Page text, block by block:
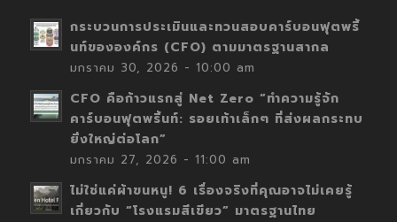
กระบวนการประเมินและทวนสอบคาร์บอนฟุตพริ้
นท์ขององค์กร (CFO) ตามมาตรฐานสากล
มกราคม 30, 2026 - 10:00 am
CFO คือก้าวแรกสู่ Net Zero “ทำความรู้จัก
คาร์บอนฟุตพริ้นท์: รอยเท้าเล็กๆ ที่ส่งผลกระทบ
ยิ่งใหญ่ต่อโลก”
มกราคม 27, 2026 - 11:00 am
ไม่ใช่แค่ผ้าขนหนู! 6 เรื่องจริงที่คุณอาจไม่เคยรู้
เกี่ยวกับ “โรงแรมสีเขียว” มาตรฐานไทย